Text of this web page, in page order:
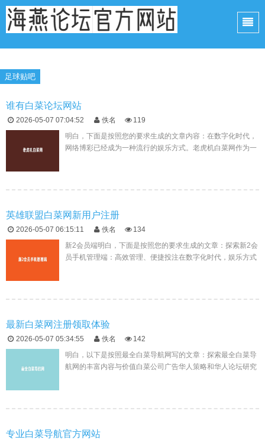
足球贴吧
谁有白菜论坛网站
2026-05-07 07:04:52 佚名
119
明白，下面是按照您的要求生成的文章内容：在数字化时代，
网络博彩已经成为一种流行的娱乐方式。老虎机白菜网作为一
英雄联盟白菜网新用户注册
2026-05-07 06:15:11 佚名
134
新2会员端明白，下面是按照您的要求生成的文章：探索新2会
员手机管理端：高效管理、便捷投注在数字化时代，娱乐方式
最新白菜网注册领取体验
2026-05-07 05:34:55 佚名
142
明白，以下是按照最全白菜导航网写的文章：探索最全白菜导
航网的丰富内容与价值白菜公司广告华人策略和华人论坛研究
专业白菜导航官方网站